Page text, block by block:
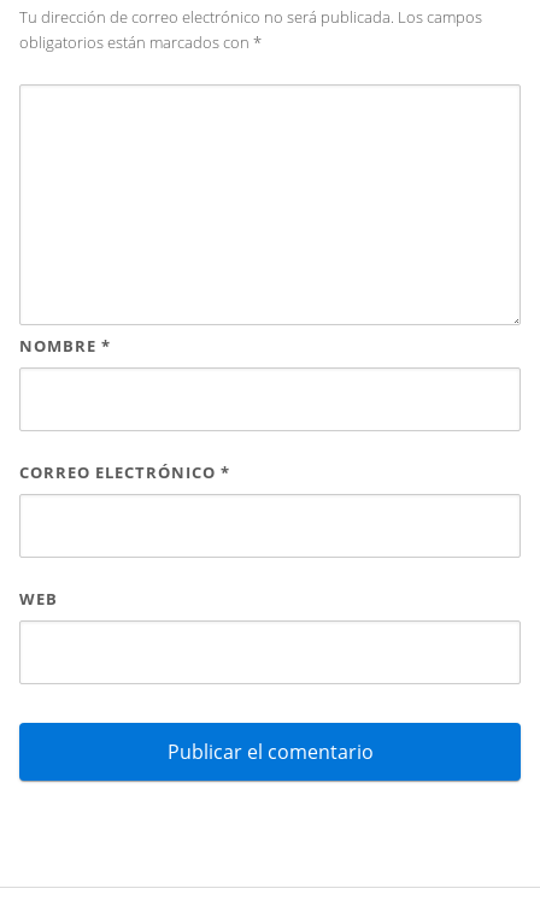
Tu dirección de correo electrónico no será publicada. Los campos
obligatorios están marcados con *
NOMBRE *
CORREO ELECTRÓNICO *
WEB